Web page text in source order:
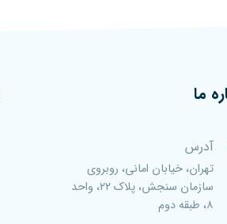
ما
آدرس
تهران، خیابان امانی، روبروی
سازمان سنجش، پلاک ۲۲، واحد
۸، طبقه دوم